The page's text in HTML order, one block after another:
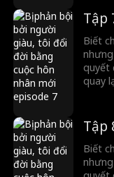
Tập
Biết
quyết
quay
Tập
Biết